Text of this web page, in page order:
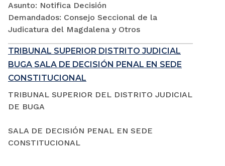
Asunto: Notifica Decisión
Demandados: Consejo Seccional de la
Judicatura del Magdalena y Otros
TRIBUNAL SUPERIOR DISTRITO JUDICIAL
BUGA SALA DE DECISIÓN PENAL EN SEDE
CONSTITUCIONAL
TRIBUNAL SUPERIOR DEL DISTRITO JUDICIAL
DE BUGA
SALA DE DECISIÓN PENAL EN SEDE
CONSTITUCIONAL